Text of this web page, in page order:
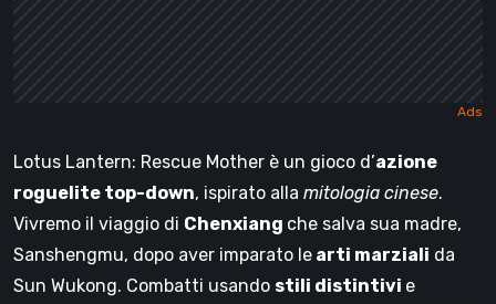
Lotus Lantern: Rescue Mother è un gioco d’azione
roguelite top-down, ispirato alla mitologia cinese.
Vivremo il viaggio di Chenxiang che salva sua madre,
Sanshengmu, dopo aver imparato le arti marziali da
Sun Wukong. Combatti usando stili distintivi e